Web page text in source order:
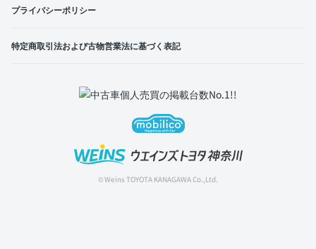
プライバシーポリシー
特定商取引法および古物営業法に基づく表記
© Weins TOYOTA KANAGAWA Co.,Ltd.